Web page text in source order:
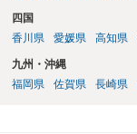
四国
香川県
愛媛県 高知県
九州・沖縄
福岡県
佐賀県 長崎県